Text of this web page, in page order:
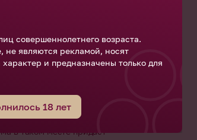
Винный город «Белый мыс»
развития
российской винной
и возможности для
от развития территорий,
в таком месте придаст
совершеннолетнего возраста.
являются рекламой, носят
и предназначены только для
18 лет